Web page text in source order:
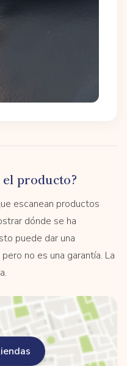
producto?
escanean productos
dónde se ha
puede dar una
no es una garantía. La